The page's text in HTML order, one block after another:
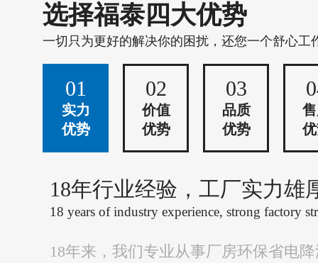
选择福泰四大优势
一切只为更好的解决你的困扰，还您一个舒心工
01
实力
优势
02
价值
优势
03
品质
优势
18年行业经验，工厂实力雄
18 years of industry experience, strong factory
18年来，我们专业从事厂房环保省电